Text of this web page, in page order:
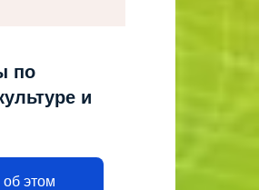
по
и
этом